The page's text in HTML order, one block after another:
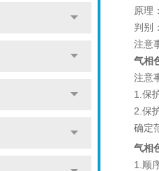
原理
判别
注意
气相
注意
1.保
2.保
确定
气相
1.顺